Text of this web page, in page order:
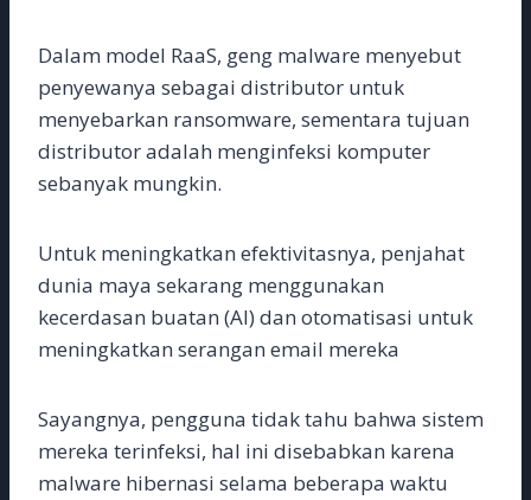
Dalam model RaaS, geng malware menyebut
penyewanya sebagai distributor untuk
menyebarkan ransomware, sementara tujuan
distributor adalah menginfeksi komputer
sebanyak mungkin.
Untuk meningkatkan efektivitasnya, penjahat
dunia maya sekarang menggunakan
kecerdasan buatan (AI) dan otomatisasi untuk
meningkatkan serangan email mereka
Sayangnya, pengguna tidak tahu bahwa sistem
mereka terinfeksi, hal ini disebabkan karena
malware hibernasi selama beberapa waktu